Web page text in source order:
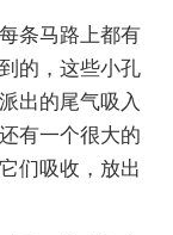
条马路上都有
的，这些小孔
出的尾气吸入
有一个很大的
们吸收，放出